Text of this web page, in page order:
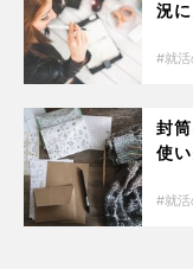
況
就
封
使
就